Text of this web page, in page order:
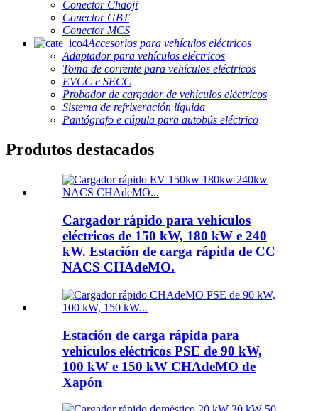
Conector Chaoji
Conector GBT
Conector MCS
Accesorios para vehículos eléctricos
Adaptador para vehículos eléctricos
Toma de corrente para vehículos eléctricos
EVCC e SECC
Probador de cargador de vehículos eléctricos
Sistema de refrixeración líquida
Pantógrafo e cúpula para autobús eléctrico
Produtos destacados
Cargador rápido para vehículos
eléctricos de 150 kW, 180 kW e 240
kW. Estación de carga rápida de CC
NACS CHAdeMO.
Estación de carga rápida para
vehículos eléctricos PSE de 90 kW,
100 kW e 150 kW CHAdeMO de
Xapón